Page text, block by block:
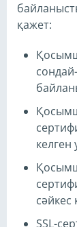
қажет:
келген
сәйкес
SSL-